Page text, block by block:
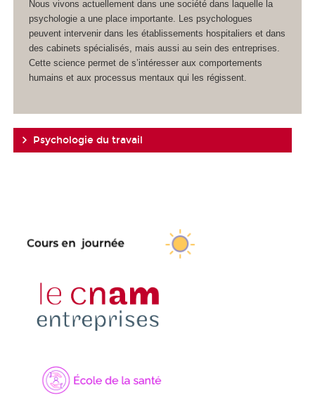
Nous vivons actuellement dans une société dans laquelle la
psychologie a une place importante. Les psychologues
peuvent intervenir dans les établissements hospitaliers et dans
des cabinets spécialisés, mais aussi au sein des entreprises.
Cette science permet de s’intéresser aux comportements
humains et aux processus mentaux qui les régissent.
Psychologie du travail